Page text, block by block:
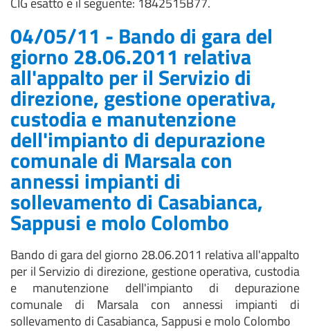
04/05/11 - Bando di gara del
giorno 28.06.2011 relativa
all'appalto per il Servizio di
direzione, gestione operativa,
custodia e manutenzione
dell'impianto di depurazione
comunale di Marsala con
annessi impianti di
sollevamento di Casabianca,
Sappusi e molo Colombo
Bando di gara del giorno 28.06.2011 relativa all'appalto
per il Servizio di direzione, gestione operativa, custodia
e manutenzione dell'impianto di depurazione
comunale di Marsala con annessi impianti di
sollevamento di Casabianca, Sappusi e molo Colombo